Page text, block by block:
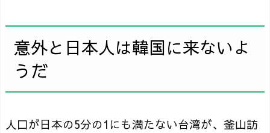
意外と日本人は韓国に来ないよ
うだ
人口が日本の5分の1にも満たない台湾が、釜山訪